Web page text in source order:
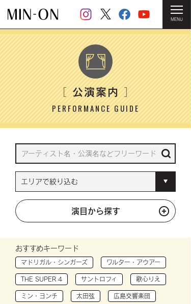
MENU
HOME ＞ 公演案内
［公演案内］
PERFORMANCE GUIDE
演目から探す
おすすめキーワード
マドリガル・シンガーズ ワルター・アウアー
THE SUPER 4 サントロフィ 歌心りえ
ミン・ヨンチ 太田弦 広島交響楽団